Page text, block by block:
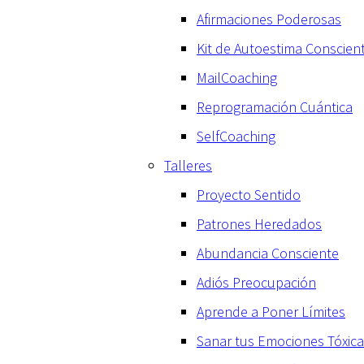
Afirmaciones Poderosas
Kit de Autoestima
MailCoaching
Reprogramación Cuántica
SelfCoaching
Talleres
Proyecto Sentido
Patrones Heredados
Abundancia Consciente
Adiós Preocupación
Aprende a Poner Límites
Sanar tus Emociones